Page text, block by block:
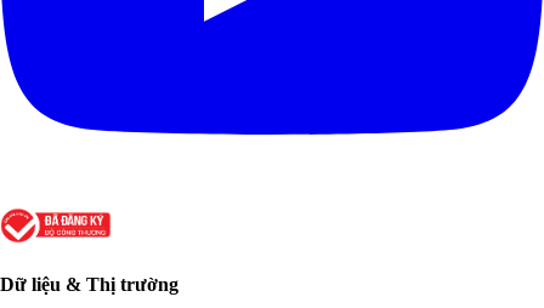
Dữ liệu & Thị trường